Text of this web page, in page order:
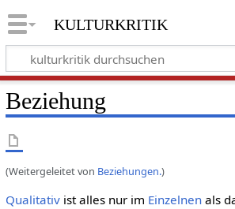
kulturkritik
Beziehung
(Weitergeleitet von Beziehungen.)
Qualitativist alles nur im Einzelnenals